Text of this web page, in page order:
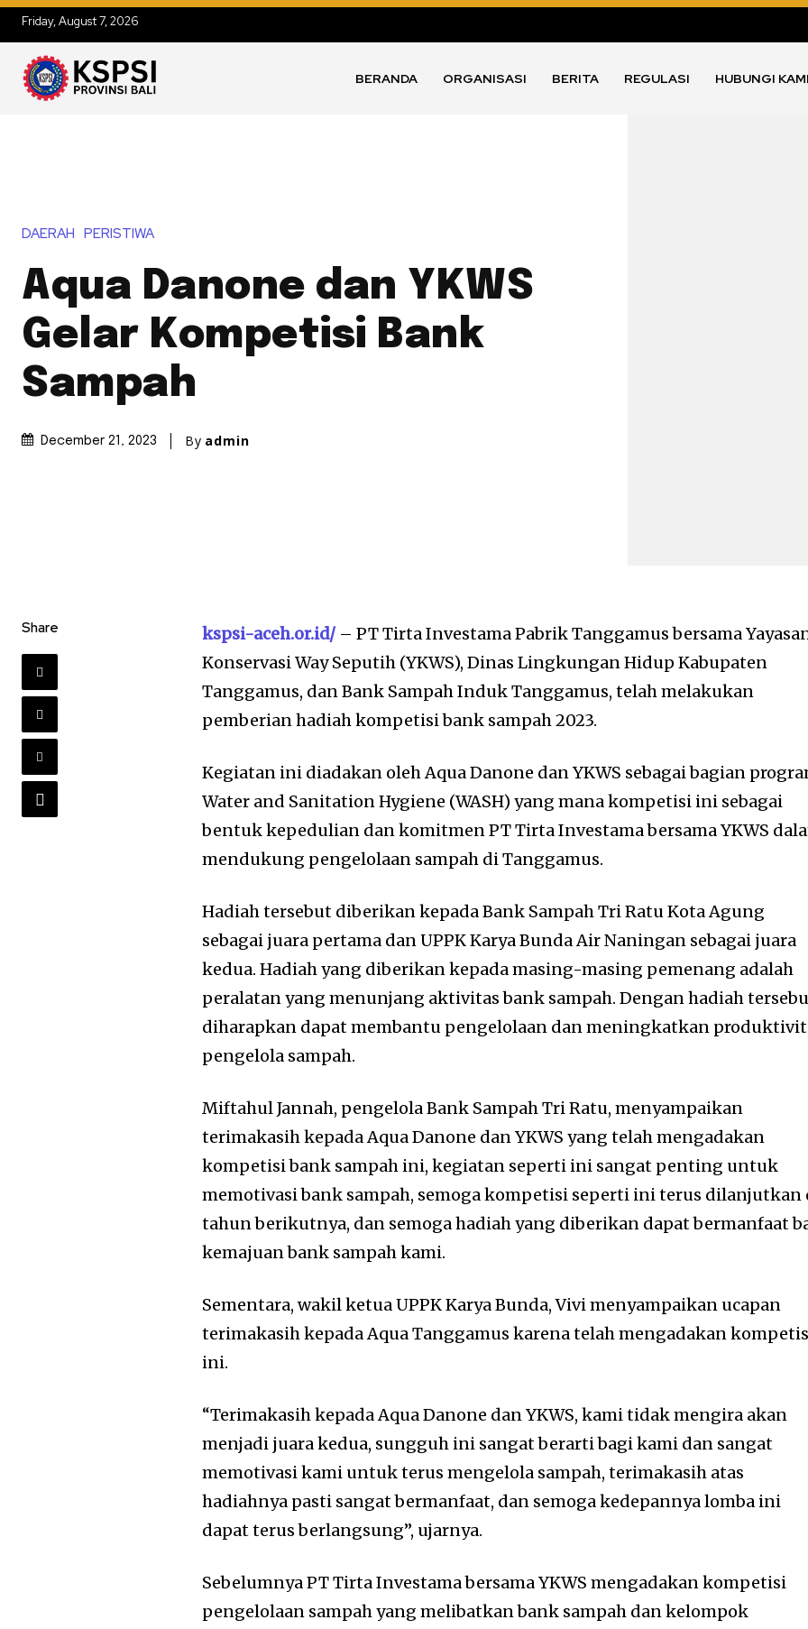
Friday, August 7, 2026
BERANDA ORGANISASI BERITA REGULASI HUBUNGI
DAERAH PERISTIWA
Aqua Danone dan YKWS
Gelar Kompetisi Bank
Sampah
December 21, 2023 By admin
Share kspsi-aceh.or.id/– PT Tirta Investama Pabrik Tanggamus bersama
Konservasi Way Seputih (YKWS), Dinas Lingkungan Hidup Kabupaten
Tanggamus, dan Bank Sampah Induk Tanggamus, telah melakukan
pemberian hadiah kompetisi bank sampah 2023.
Kegiatan ini diadakan oleh Aqua Danone dan YKWS sebagai bagian
Water and Sanitation Hygiene (WASH) yang mana kompetisi ini sebagai
bentuk kepedulian dan komitmen PT Tirta Investama bersama YKWS
mendukung pengelolaan sampah di Tanggamus.
Hadiah tersebut diberikan kepada Bank Sampah Tri Ratu Kota Agung
sebagai juara pertama dan UPPK Karya Bunda Air Naningan sebagai juara
kedua. Hadiah yang diberikan kepada masing-masing pemenang adalah
peralatan yang menunjang aktivitas bank sampah. Dengan hadiah
diharapkan dapat membantu pengelolaan dan meningkatkan
pengelola sampah.
Miftahul Jannah, pengelola Bank Sampah Tri Ratu, menyampaikan
terimakasih kepada Aqua Danone dan YKWS yang telah mengadakan
kompetisi bank sampah ini, kegiatan seperti ini sangat penting untuk
memotivasi bank sampah, semoga kompetisi seperti ini terus dilanjutkan
tahun berikutnya, dan semoga hadiah yang diberikan dapat bermanfaat
kemajuan bank sampah kami.
Sementara, wakil ketua UPPK Karya Bunda, Vivi menyampaikan ucapan
terimakasih kepada Aqua Tanggamus karena telah mengadakan
ini.
“Terimakasih kepada Aqua Danone dan YKWS, kami tidak mengira akan
menjadi juara kedua, sungguh ini sangat berarti bagi kami dan sangat
memotivasi kami untuk terus mengelola sampah, terimakasih atas
hadiahnya pasti sangat bermanfaat, dan semoga kedepannya lomba ini
dapat terus berlangsung”, ujarnya.
Sebelumnya PT Tirta Investama bersama YKWS mengadakan kompetisi
pengelolaan sampah yang melibatkan bank sampah dan kelompok